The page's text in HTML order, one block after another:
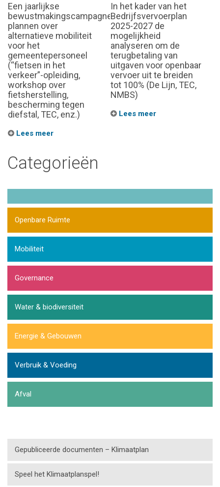
Een jaarlijkse
bewustmakingscampagne
plannen over
alternatieve mobiliteit
voor het
gemeentepersoneel
(“fietsen in het
verkeer”-opleiding,
workshop over
fietsherstelling,
bescherming tegen
diefstal, TEC, enz.)
Lees meer
In het kader van het
Bedrijfsvervoerplan
2025-2027 de
mogelijkheid
analyseren om de
terugbetaling van
uitgaven voor openbaar
vervoer uit te breiden
tot 100% (De Lijn, TEC,
NMBS)
Lees meer
Categorieën
Openbare Ruimte
Mobiliteit
Governance
Water & biodiversiteit
Energie & Gebouwen
Verbruik & Voeding
Afval
Gepubliceerde documenten – Klimaatplan
Speel het Klimaatplanspel!